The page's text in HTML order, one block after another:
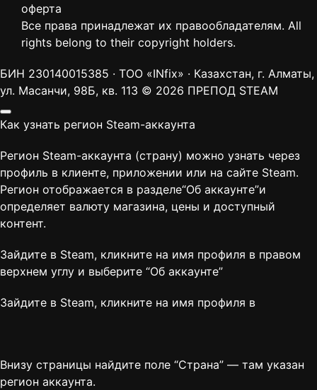
оферта
Все права принадлежат их правообладателям. All
rights belong to their copyright holders.
БИН 230140015385 · ТОО «INfix» · Казахстан, г. Алматы,
ул. Масанчи, 98Б, кв. 113 © 2026 ПРЕПОД STEAM
Как узнать регион Steam-аккаунта
Регион Steam-аккаунта (страну) можно узнать через
профиль в клиенте, приложении или на сайте Steam.
Регион отображается в разделе“Об аккаунте”и
определяет валюту магазина, цены и доступный
контент.
Зайдите в Steam, кликните на имя профиля в правом
верхнем углу и выберите “Об аккаунте”
Зайдите в Steam, кликните на имя профиля в
Внизу страницы найдите поле “Страна” — там указан
регион аккаунта.